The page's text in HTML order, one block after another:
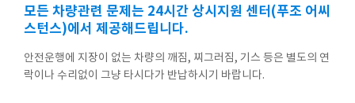
모든 차량관련 문제는 24시간 상시지원 센터(푸조 어씨
스턴스)에서 제공해드립니다.
안전운행에 지장이 없는 차량의 깨짐, 찌그러짐, 기스 등은 별도의 연
락이나 수리없이 그냥 타시다가 반납하시기 바랍니다.